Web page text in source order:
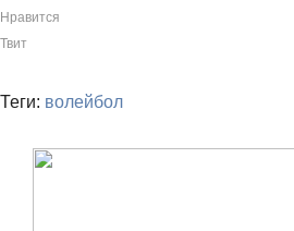
Нравится
Твит
Теги: волейбол